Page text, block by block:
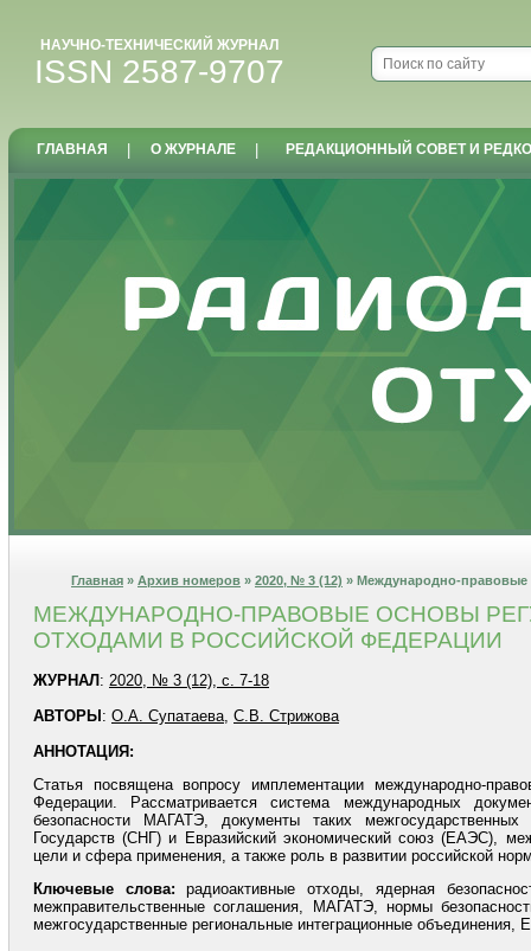
НАУЧНО-ТЕХНИЧЕСКИЙ ЖУРНАЛ
ISSN 2587-9707
ГЛАВНАЯ О ЖУРНАЛЕ РЕДАКЦИОННЫЙ СОВЕТ И
Главная » Архив номеров » 2020, № 3 (12) » Международно-правовые
МЕЖДУНАРОДНО-ПРАВОВЫЕ ОСНОВЫ
ОТХОДАМИ В РОССИЙСКОЙ ФЕДЕРАЦИИ
ЖУРНАЛ : 2020, № 3 (12), с. 7-18
АВТОРЫ : О.А. Супатаева, С.В. Стрижова
АННОТАЦИЯ:
Статья посвящена вопросу имплементации международно-
Федерации. Рассматривается система международных
безопасности МАГАТЭ, документы таких
Государств (СНГ) и Евразийский экономический союз (ЕАЭС),
цели и сфера применения, а также роль в развитии российской
Ключевые слова: радиоактивные отходы, ядерная
межправительственные соглашения, МАГАТЭ, нормы
межгосударственные региональные интеграционные